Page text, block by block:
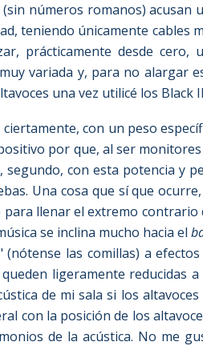
números romanos) acusan
teniendo únicamente cables
prácticamente desde cero,
variada y, para no alargar
una vez utilicé los Black
con un peso
por que, al ser monitores
con esta potencia y
Una cosa que sí que
llenar el extremo contrario
se inclina mucho hacia el
las comillas) a efectos
ligeramente reducidas a
de mi sala si los altavoces
con la posición de los
de la acústica. No me